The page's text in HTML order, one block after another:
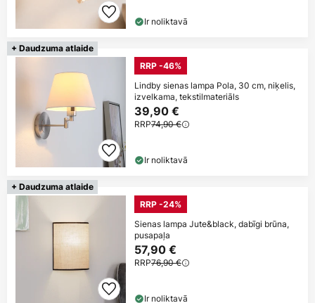
Ir noliktavā
+ Daudzuma atlaide
RRP -46%
Lindby sienas lampa Pola, 30 cm, niķelis,
izvelkama, tekstilmateriāls
39,90 €
RRP74,90 €
Ir noliktavā
+ Daudzuma atlaide
RRP -24%
Sienas lampa Jute&black, dabīgi brūna,
pusapaļa
57,90 €
RRP76,90 €
Ir noliktavā